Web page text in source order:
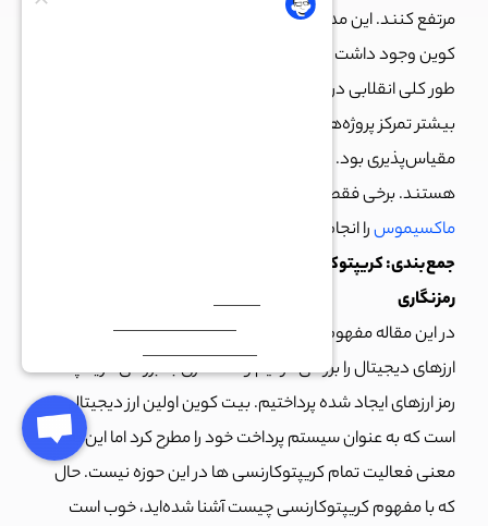
مرتفع کنند. این مدل ذهنی تا چند سال بعد از اختراع بیت
کوین وجود داشت تا اینکه اتریوم با ایجاد مفاهیمی جدید به
طور کلی انقلابی در ارزهای دیجیتال ایجاد کرد. پس از اتریوم
بیشتر تمرکز پروژه‌های جدید مثل ترون بر روی افزایش
مقیاس‌پذیری بود. با این حال برخی از ارزها صرفا میم کوین
هستند. برخی فقط برای حمایت ایلان ماسک،
ماکسیموسرا انجام می‌‌دهند.
جمع‌بندی: کریپتوکارنسی به زبان ساده یعنی ارز مبتی‌بر
رمزنگاری
در این مقاله مفهوم و معنی کریپتو crypto و تفاوت آن با
ارزهای دیجیتال را بررسی کردیم و مختصری به بررسی تاریخچه
رمز ارزهای ایجاد شده پرداختیم. بیت کوین اولین ارز دیجیتال
است که به عنوان سیستم پرداخت خود را مطرح کرد اما این به
معنی فعالیت تمام کریپتوکارنسی‌ ها در این حوزه نیست. حال
که با مفهوم کریپتوکارنسی چیست آشنا شده‌اید، خوب است